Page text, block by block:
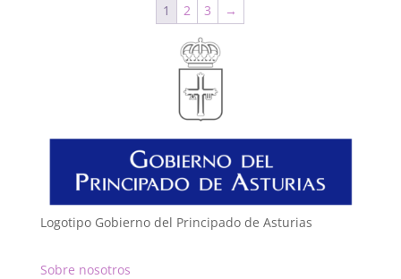
1 2 3 →
Logotipo Gobierno del Principado de Asturias
Sobre nosotros